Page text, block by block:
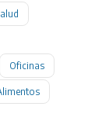
Oficinas